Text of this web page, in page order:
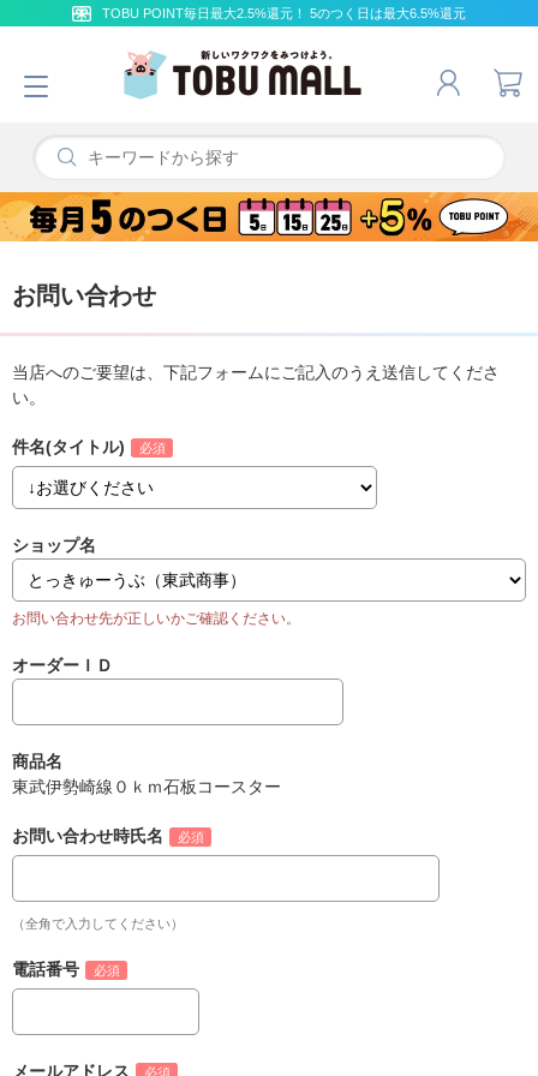
TOBU POINT毎日最大2.5%還元！ 5のつく日は最大6.5%還元
お問い合わせ
当店へのご要望は、下記フォームにご記入のうえ送信してくださ
い。
件名(タイトル)
ショップ名
オーダーＩＤ
商品名
東武伊勢崎線０ｋｍ石板コースター
お問い合わせ時氏名
（全角で入力してください）
電話番号
メールアドレス